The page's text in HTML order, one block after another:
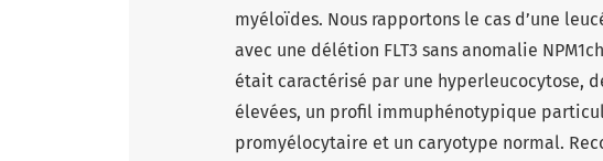
myéloïdes. Nous rapportons le cas d’une
avec une délétion FLT3 sans anomalie
était caractérisé par une hyperleucocytose,
élevées, un profil immuphénotypique
promyélocytaire et un caryotype normal.